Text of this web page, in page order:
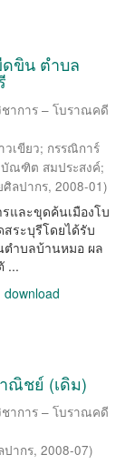
ขิน ตำบล
าการ – โบราณคดี
เขียว; กรรณิการ์
บัณฑิต สมประสงค์;
ลปากร, 2008-01)
และขุดค้นเมืองโบ
ระบุรีโดยได้รับ
ำบลบ้านหมอ ผล
...
download
ณิชย์ (เดิม)
าการ – โบราณคดี
ากร, 2008-07)